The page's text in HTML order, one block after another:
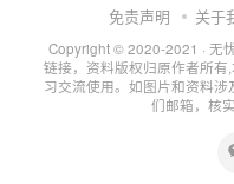
免责声明 关于
Copyright © 2020-2021 · 无
链接，资料版权归原作者所
习交流使用。如图片和资料
们邮箱，核